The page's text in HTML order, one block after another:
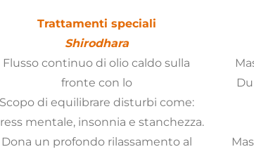
Trattamenti speciali
Shirodhara
Flusso continuo di olio caldo sulla
fronte con lo
Scopo di equilibrare disturbi come:
mentale, insonnia e stanchezza.
Dona un profondo rilassamento al